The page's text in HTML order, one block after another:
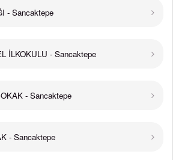
- Sancaktepe
İLKOKULU - Sancaktepe
- Sancaktepe
- Sancaktepe